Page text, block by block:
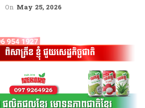
On May 25, 2026